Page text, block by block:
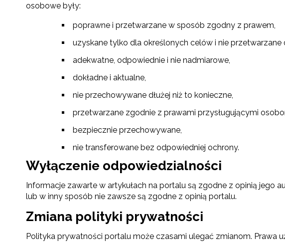
osobowe były:
poprawne i przetwarzane w sposób zgodny z prawem,
uzyskane tylko dla określonych celów i nie
adekwatne, odpowiednie i nie nadmiarowe,
dokładne i aktualne,
nie przechowywane dłużej niż to konieczne,
przetwarzane zgodnie z prawami przysługującymi
bezpiecznie przechowywane,
nie transferowane bez odpowiedniej ochrony.
Wyłączenie odpowiedzialności
Informacje zawarte w artykułach na portalu są zgodne z opinią jego
lub w inny sposób nie zawsze są zgodne z opinią portalu.
Zmiana polityki prywatności
Polityka prywatności portalu może czasami ulegać zmianom. Prawa
Newsletter
Adres e-mail:
Zapisuję się